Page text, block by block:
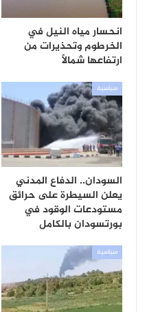
انحسار مياه النيل في
الخرطوم وتحذيرات من
ارتفاعها شمالًا
سياسية
السودان.. الدفاع المدني
يعلن السيطرة على حرائق
مستودعات الوقود في
بورتسودان بالكامل
سياسية